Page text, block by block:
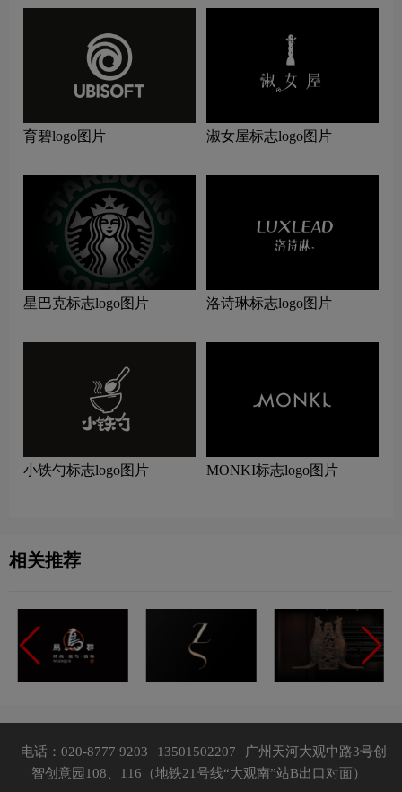
育碧logo图片 淑女屋标志logo图片
星巴克标志logo图片 洛诗琳标志logo图片
小铁勺标志logo图片 MONKI标志logo图片
相关推荐
电话：020-8777 9203 13501502207
广州天河大观中路3号创
智创意园108、116（地铁21号线“大观南”站B出口对面）